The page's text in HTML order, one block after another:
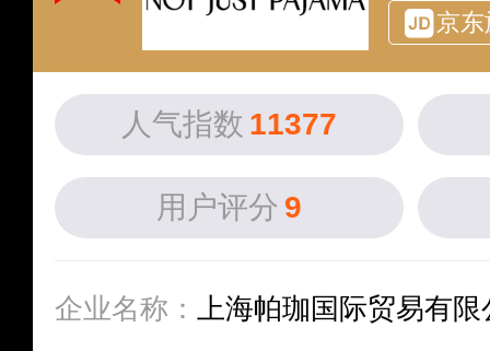
京
人气指数 11377
用户评分 9
企业名称：
上海帕珈国际贸易有